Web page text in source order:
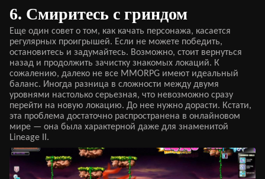
6. Смиритесь с гриндом
Еще один совет о том, как качать персонажа, касается
регулярных проигрышей. Если не можете победить,
остановитесь и задумайтесь. Возможно, стоит вернуться
назад и продолжить зачистку знакомых локаций. К
сожалению, далеко не все MMORPG имеют идеальный
баланс. Иногда разница в сложности между двумя
уровнями настолько серьезная, что невозможно сразу
перейти на новую локацию. До нее нужно дорасти. Кстати,
эта проблема достаточно распространена в онлайновом
мире — она была характерной даже для знаменитой
Lineage II.